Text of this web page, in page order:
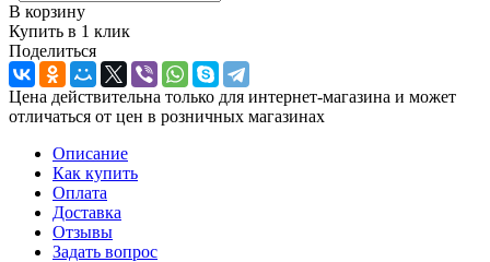
В корзину
Купить в 1 клик
Поделиться
Цена действительна только для интернет-магазина и может
отличаться от цен в розничных магазинах
Описание
Как купить
Оплата
Доставка
Отзывы
Задать вопрос